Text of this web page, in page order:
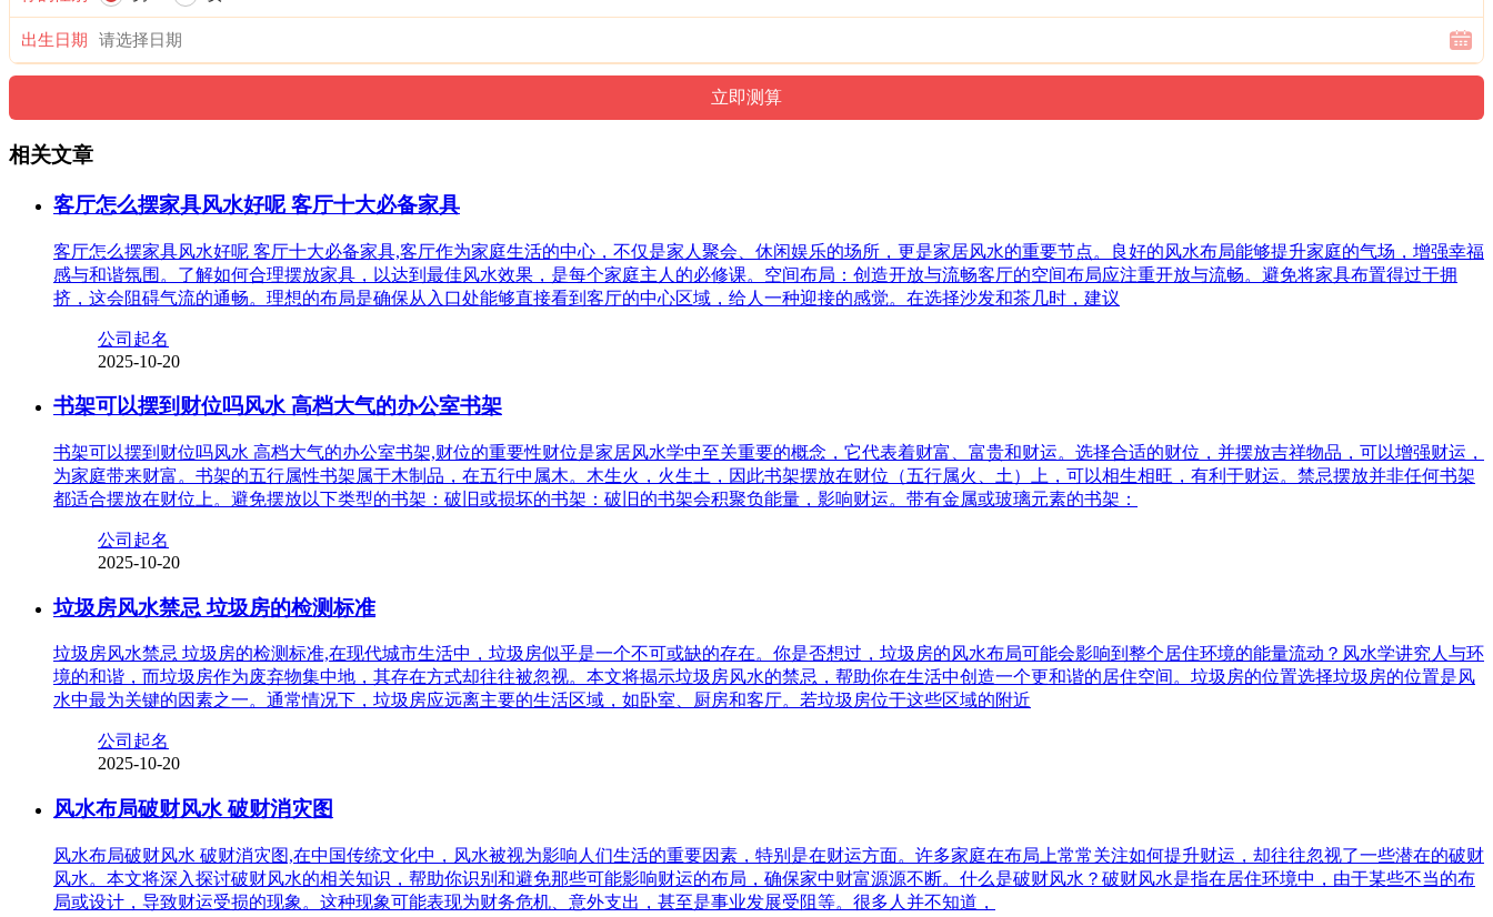
出生日期
相关文章
客厅怎么摆家具风水好呢 客厅十大必备家具
客厅怎么摆家具风水好呢 客厅十大必备家具,客厅作为家庭生活的中心，不仅是家人聚会、休闲娱乐的场所，更是家居风水的重要节点。良好的风水布局能够提升家庭的气场，增强幸福
感与和谐氛围。了解如何合理摆放家具，以达到最佳风水效果，是每个家庭主人的必修课。空间布局：创造开放与流畅客厅的空间布局应注重开放与流畅。避免将家具布置得过于拥
挤，这会阻碍气流的通畅。理想的布局是确保从入口处能够直接看到客厅的中心区域，给人一种迎接的感觉。在选择沙发和茶几时，建议
公司起名
2025-10-20
书架可以摆到财位吗风水 高档大气的办公室书架
书架可以摆到财位吗风水 高档大气的办公室书架,财位的重要性财位是家居风水学中至关重要的概念，它代表着财富、富贵和财运。选择合适的财位，并摆放吉祥物品，可以增强财运，
为家庭带来财富。书架的五行属性书架属于木制品，在五行中属木。木生火，火生土，因此书架摆放在财位（五行属火、土）上，可以相生相旺，有利于财运。禁忌摆放并非任何书架
都适合摆放在财位上。避免摆放以下类型的书架：破旧或损坏的书架：破旧的书架会积聚负能量，影响财运。带有金属或玻璃元素的书架：
公司起名
2025-10-20
垃圾房风水禁忌 垃圾房的检测标准
垃圾房风水禁忌 垃圾房的检测标准,在现代城市生活中，垃圾房似乎是一个不可或缺的存在。你是否想过，垃圾房的风水布局可能会影响到整个居住环境的能量流动？风水学讲究人与环
境的和谐，而垃圾房作为废弃物集中地，其存在方式却往往被忽视。本文将揭示垃圾房风水的禁忌，帮助你在生活中创造一个更和谐的居住空间。垃圾房的位置选择垃圾房的位置是风
水中最为关键的因素之一。通常情况下，垃圾房应远离主要的生活区域，如卧室、厨房和客厅。若垃圾房位于这些区域的附近
公司起名
2025-10-20
风水布局破财风水 破财消灾图
风水布局破财风水 破财消灾图,在中国传统文化中，风水被视为影响人们生活的重要因素，特别是在财运方面。许多家庭在布局上常常关注如何提升财运，却往往忽视了一些潜在的破财
风水。本文将深入探讨破财风水的相关知识，帮助你识别和避免那些可能影响财运的布局，确保家中财富源源不断。什么是破财风水？破财风水是指在居住环境中，由于某些不当的布
局或设计，导致财运受损的现象。这种现象可能表现为财务危机、意外支出，甚至是事业发展受阻等。很多人并不知道，